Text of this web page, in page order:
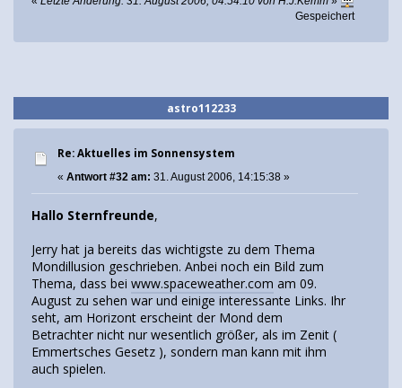
Gespeichert
astro112233
Re: Aktuelles im Sonnensystem
« Antwort #32 am: 31. August 2006, 14:15:38 »
Hallo Sternfreunde,
Jerry hat ja bereits das wichtigste zu dem Thema
Mondillusion geschrieben. Anbei noch ein Bild zum
Thema, dass bei www.spaceweather.com am 09.
August zu sehen war und einige interessante Links. Ihr
seht, am Horizont erscheint der Mond dem
Betrachter nicht nur wesentlich größer, als im Zenit (
Emmertsches Gesetz ), sondern man kann mit ihm
auch spielen.